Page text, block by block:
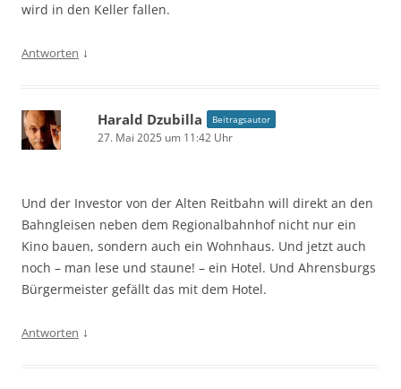
wird in den Keller fallen.
Antworten ↓
Harald Dzubilla Beitragsautor
27. Mai 2025 um 11:42 Uhr
Und der Investor von der Alten Reitbahn will direkt an den
Bahngleisen neben dem Regionalbahnhof nicht nur ein
Kino bauen, sondern auch ein Wohnhaus. Und jetzt auch
noch – man lese und staune! – ein Hotel. Und Ahrensburgs
Bürgermeister gefällt das mit dem Hotel.
Antworten ↓